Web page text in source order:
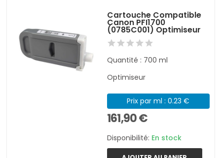
Cartouche Compatible
Canon PFI1700
(0785C001) Optimiseur
Quantité : 700 ml
Optimiseur
Prix par ml : 0.23 €
161,90 €
Disponibilité: En stock